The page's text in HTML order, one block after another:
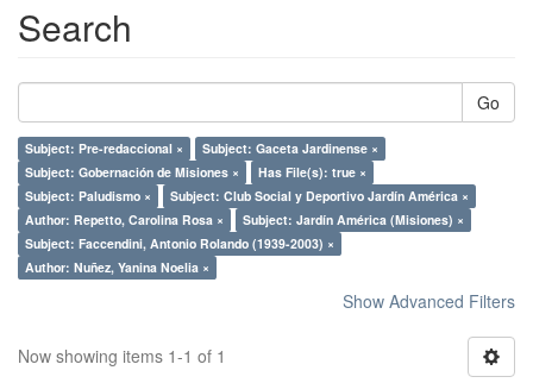
Search
Go
Subject: Pre-redaccional ×
Subject: Gaceta Jardinense ×
Subject: Gobernación de Misiones ×
Has File(s): true ×
Subject: Paludismo ×
Subject: Club Social y Deportivo Jardín América ×
Author: Repetto, Carolina Rosa ×
Subject: Jardín América (Misiones) ×
Subject: Faccendini, Antonio Rolando (1939-2003) ×
Author: Nuñez, Yanina Noelia ×
Show Advanced Filters
Now showing items 1-1 of 1